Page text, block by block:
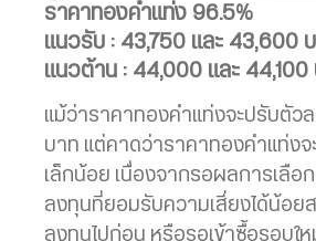
ราคาทองคำแท่ง 96.5%
แนวรับ : 43,750 และ 43,600
แนวต้าน : 44,000 และ 44,100
แม้ว่าราคาทองคำแท่งจะปรับตัว
บาท แต่คาดว่าราคาทองคำแท่งจ
เล็กน้อย เนื่องจากรอผลการเลือ
ลงทุนที่ยอมรับความเสี่ยงได้น้อย
ลงทุนไปก่อน หรือรอเข้าซื้อรอบ